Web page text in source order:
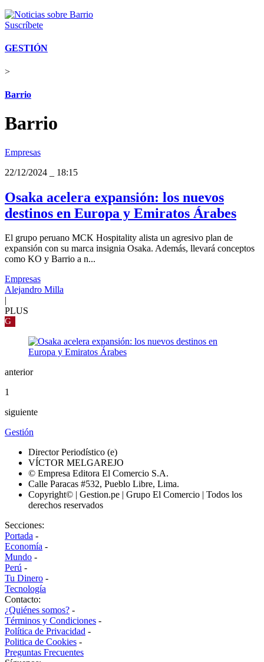
Suscríbete
GESTIÓN
>
Barrio
Barrio
Empresas
22/12/2024
18:15
Osaka acelera expansión: los nuevos
destinos en Europa y Emiratos Árabes
El grupo peruano MCK Hospitality alista un agresivo plan de
expansión con su marca insignia Osaka. Además, llevará conceptos
como KO y Barrio a n...
Empresas
Alejandro Milla
PLUS
G
anterior
1
siguiente
Gestión
Director Periodístico (e)
VÍCTOR MELGAREJO
© Empresa Editora El Comercio S.A.
Calle Paracas #532, Pueblo Libre, Lima.
Copyright© | Gestion.pe | Grupo El Comercio | Todos los
derechos reservados
Secciones:
Portada -
Economía -
Mundo -
Perú -
Tu Dinero -
Tecnología
Contacto:
¿Quiénes somos? -
Términos y Condiciones -
Política de Privacidad -
Politica de Cookies -
Preguntas Frecuentes